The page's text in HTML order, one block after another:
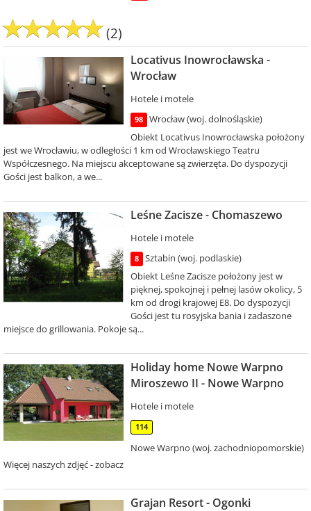
(2)
Locativus Inowrocławska -
Wrocław
Hotele i motele
98
Wrocław (woj. dolnośląskie)
Obiekt Locativus Inowrocławska położony
jest we Wrocławiu, w odległości 1 km od Wrocławskiego Teatru
Współczesnego. Na miejscu akceptowane są zwierzęta. Do dyspozycji
Gości jest balkon, a we...
Leśne Zacisze - Chomaszewo
Hotele i motele
8
Sztabin (woj. podlaskie)
Obiekt Leśne Zacisze położony jest w
pięknej, spokojnej i pełnej lasów okolicy, 5
km od drogi krajowej E8. Do dyspozycji
Gości jest tu rosyjska bania i zadaszone
miejsce do grillowania. Pokoje są...
Holiday home Nowe Warpno
Miroszewo II - Nowe Warpno
Hotele i motele
114
Nowe Warpno (woj. zachodniopomorskie)
Więcej naszych zdjęć - zobacz
Grajan Resort - Ogonki